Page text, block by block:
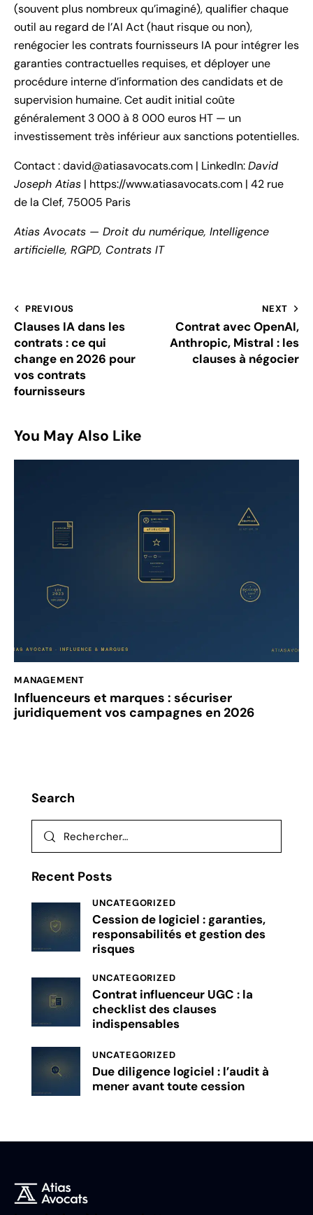
(souvent plus nombreux qu’imaginé), qualifier chaque
outil au regard de l’AI Act (haut risque ou non),
renégocier les contrats fournisseurs IA pour intégrer les
garanties contractuelles requises, et déployer une
procédure interne d’information des candidats et de
supervision humaine. Cet audit initial coûte
généralement 3 000 à 8 000 euros HT — un
investissement très inférieur aux sanctions potentielles.
Contact :david@atiasavocats.com | LinkedIn:David
Joseph Atias | https://www.atiasavocats.com | 42 rue
de la Clef, 75005 Paris
Atias Avocats — Droit du numérique, Intelligence
artificielle, RGPD, Contrats IT
PREVIOUS
Clauses IA dans les
contrats : ce qui
change en 2026 pour
vos contrats
fournisseurs
NEXT
Contrat avec OpenAI,
Anthropic, Mistral : les
clauses à négocier
You May Also Like
MANAGEMENT
Influenceurs et marques : sécuriser
juridiquement vos campagnes en 2026
Search
Recent Posts
UNCATEGORIZED
Cession de logiciel : garanties,
responsabilités et gestion des
risques
UNCATEGORIZED
Contrat influenceur UGC : la
checklist des clauses
indispensables
UNCATEGORIZED
Due diligence logiciel : l’audit à
mener avant toute cession